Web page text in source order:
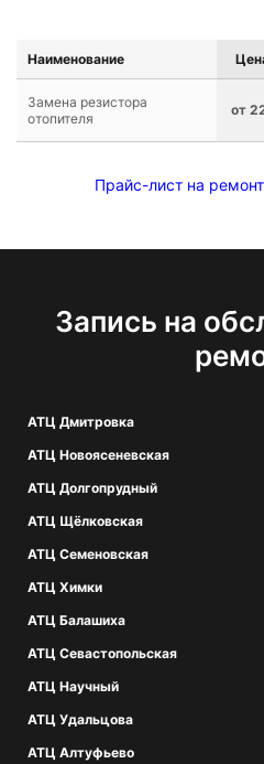
Наименование
Замена резистора
отопителя
от
Прайс-лист на
Запись на
АТЦ Дмитровка
АТЦ Новоясеневская
АТЦ Долгопрудный
АТЦ Щёлковская
АТЦ Семеновская
АТЦ Химки
АТЦ Балашиха
АТЦ Севастопольская
АТЦ Научный
АТЦ Удальцова
АТЦ Алтуфьево